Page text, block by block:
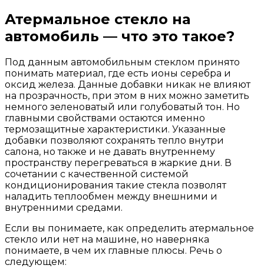
Атермальное стекло на
автомобиль — что это такое?
Под данным автомобильным стеклом принято
понимать материал, где есть ионы серебра и
оксид железа. Данные добавки никак не влияют
на прозрачность, при этом в них можно заметить
немного зеленоватый или голубоватый тон. Но
главными свойствами остаются именно
термозащитные характеристики. Указанные
добавки позволяют сохранять тепло внутри
салона, но также и не давать внутреннему
пространству перегреваться в жаркие дни. В
сочетании с качественной системой
кондиционирования такие стекла позволят
наладить теплообмен между внешними и
внутренними средами.
Если вы понимаете, как определить атермальное
стекло или нет на машине, но наверняка
понимаете, в чем их главные плюсы. Речь о
следующем: